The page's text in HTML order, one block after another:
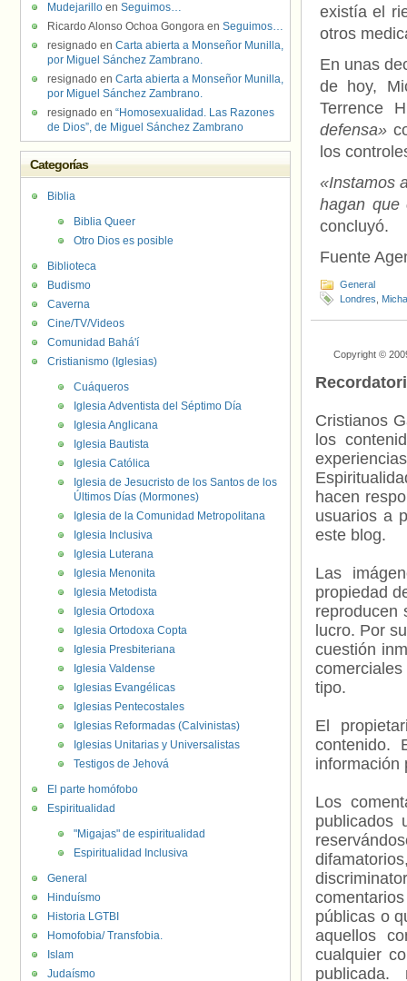
existía el
otros
En unas
de hoy,
Terrence
defensa»
los
«Instamos
hagan que
concluyó.
Fuente
General
Londres
Copyright ©
Cristianos
los
hacen
usuarios a
este blog.
Las
propiedad
reproducen
lucro. Por
cuestión
tipo.
El
contenido.
información
Los
publicados
públicas o
aquellos
cualquier
Mudejarillo en Seguimos…
Ricardo Alonso Ochoa Gongora en Seguimos…
resignado en Carta abierta a Monseñor Munilla,
por Miguel Sánchez Zambrano.
resignado en Carta abierta a Monseñor Munilla,
por Miguel Sánchez Zambrano.
resignado en “Homosexualidad. Las Razones
de Dios”, de Miguel Sánchez Zambrano
Categorías
Biblia
Biblia Queer
Otro Dios es posible
Biblioteca
Budismo
Caverna
Cine/TV/Videos
Comunidad Bahá'í
Cristianismo (Iglesias)
Cuáqueros
Iglesia Adventista del Séptimo Día
Iglesia Anglicana
Iglesia Bautista
Iglesia Católica
Iglesia de Jesucristo de los Santos de los
Últimos Días (Mormones)
Iglesia de la Comunidad Metropolitana
Iglesia Inclusiva
Iglesia Luterana
Iglesia Menonita
Iglesia Metodista
Iglesia Ortodoxa
Iglesia Ortodoxa Copta
Iglesia Presbiteriana
Iglesia Valdense
Iglesias Evangélicas
Iglesias Pentecostales
Iglesias Reformadas (Calvinistas)
Iglesias Unitarias y Universalistas
Testigos de Jehová
El parte homófobo
Espiritualidad
"Migajas" de espiritualidad
Espiritualidad Inclusiva
General
Hinduísmo
Historia LGTBI
Homofobia/ Transfobia.
Islam
Judaísmo